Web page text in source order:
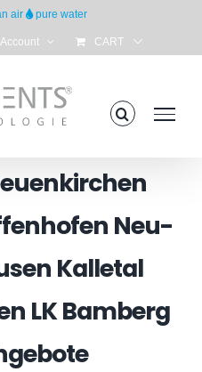
air pure water
CART
Neu-
Kalletal
LK Bamberg